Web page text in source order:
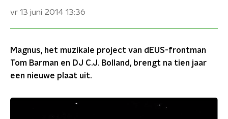
vr 13 juni 2014 13:36
Magnus, het muzikale project van dEUS-frontman
Tom Barman en DJ C.J. Bolland, brengt na tien jaar
een nieuwe plaat uit.